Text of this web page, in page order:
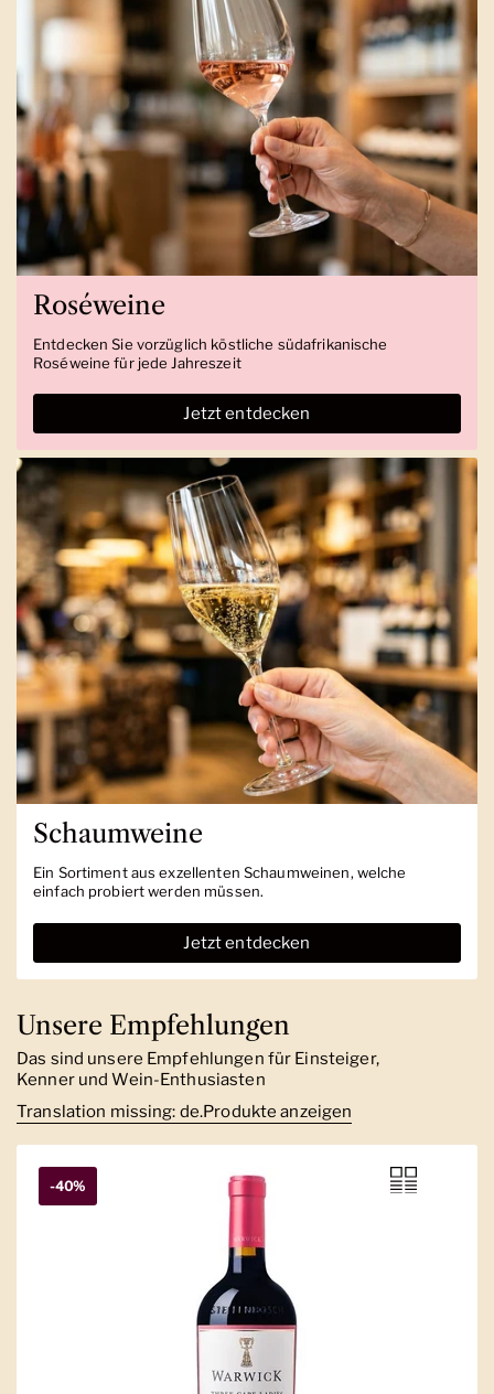
Roséweine
Entdecken Sie vorzüglich köstliche südafrikanische
Roséweine für jede Jahreszeit
Jetzt entdecken
Schaumweine
Ein Sortiment aus exzellenten Schaumweinen, welche
einfach probiert werden müssen.
Jetzt entdecken
Unsere Empfehlungen
Das sind unsere Empfehlungen für Einsteiger,
Kenner und Wein-Enthusiasten
Translation missing: de.Produkte anzeigen
-40%